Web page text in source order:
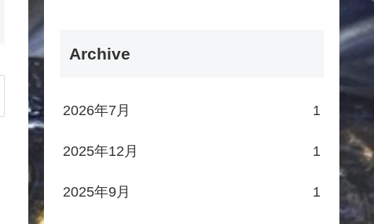
Archive
2026年7月 1
2025年12月 1
2025年9月 1